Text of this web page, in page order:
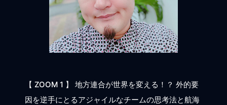
【 ZOOM 1 】 地方連合が世界を変える！？ 外的要
因を逆手にとるアジャイルなチームの思考法と航海